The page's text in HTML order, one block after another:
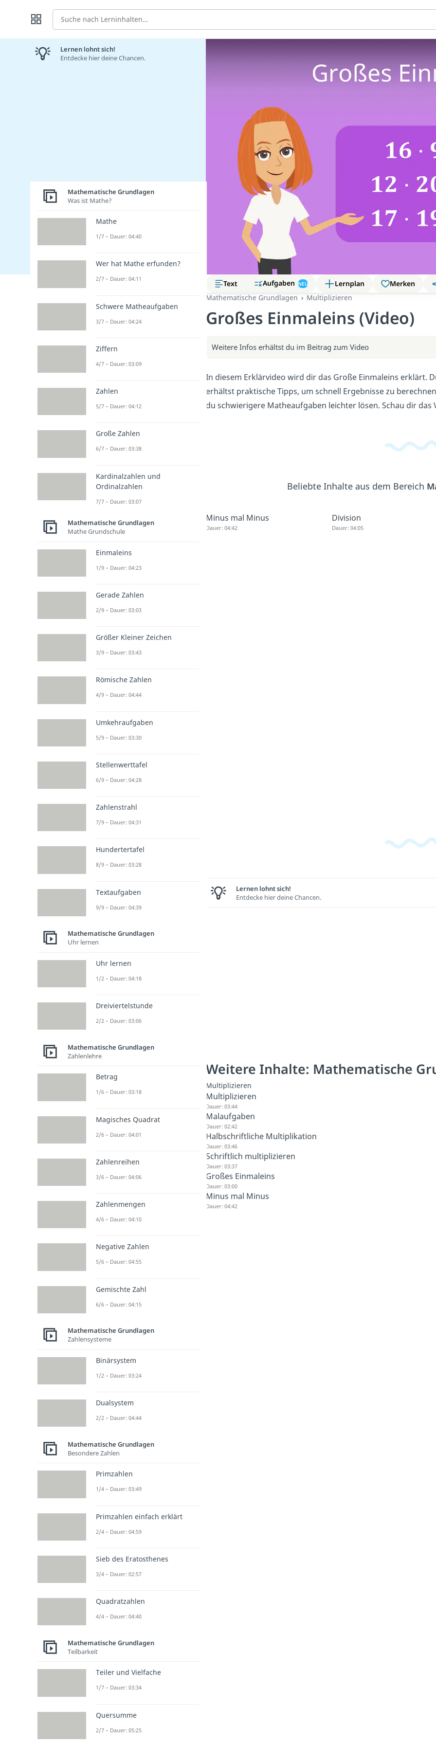
Suche
Text Aufgaben NEU Lernplan Merken
Mathematische Grundlagen
Multiplizieren
Großes Einmaleins (Video)
Weitere Infos erhältst du im Beitrag zum Video
In diesem Erklärvideo wird dir das Große Einmaleins erklärt.
erhältst praktische Tipps, um schnell Ergebnisse zu
du schwierigere Matheaufgaben leichter lösen. Schau dir das
Beliebte Inhalte aus dem Bereich
Minus mal Minus
Dauer: 04:42
Division
Dauer: 04:05
Lernen lohnt sich!
Entdecke hier deine Chancen.
Weitere Inhalte: Mathematische
Multiplizieren
Multiplizieren
Dauer: 03:44
Malaufgaben
Dauer: 02:42
Halbschriftliche Multiplikation
Dauer: 03:46
Schriftlich multiplizieren
Dauer: 03:37
Großes Einmaleins
Dauer: 03:00
Minus mal Minus
Dauer: 04:42
Lernen lohnt sich!
Entdecke hier deine Chancen.
Mathematische Grundlagen
Was ist Mathe?
Mathe
1/7 – Dauer: 04:40
Wer hat Mathe erfunden?
2/7 – Dauer: 04:11
Schwere Matheaufgaben
3/7 – Dauer: 04:24
Ziffern
4/7 – Dauer: 03:09
Zahlen
5/7 – Dauer: 04:12
Große Zahlen
6/7 – Dauer: 03:38
Kardinalzahlen und
Ordinalzahlen
7/7 – Dauer: 03:07
Mathematische Grundlagen
Mathe Grundschule
Einmaleins
1/9 – Dauer: 04:23
Gerade Zahlen
2/9 – Dauer: 03:03
Größer Kleiner Zeichen
3/9 – Dauer: 03:43
Römische Zahlen
4/9 – Dauer: 04:44
Umkehraufgaben
5/9 – Dauer: 03:30
Stellenwerttafel
6/9 – Dauer: 04:28
Zahlenstrahl
7/9 – Dauer: 04:31
Hundertertafel
8/9 – Dauer: 03:28
Textaufgaben
9/9 – Dauer: 04:39
Mathematische Grundlagen
Uhr lernen
Uhr lernen
1/2 – Dauer: 04:18
Dreiviertelstunde
2/2 – Dauer: 03:06
Mathematische Grundlagen
Zahlenlehre
Betrag
1/6 – Dauer: 03:18
Magisches Quadrat
2/6 – Dauer: 04:01
Zahlenreihen
3/6 – Dauer: 04:06
Zahlenmengen
4/6 – Dauer: 04:10
Negative Zahlen
5/6 – Dauer: 04:55
Gemischte Zahl
6/6 – Dauer: 04:15
Mathematische Grundlagen
Zahlensysteme
Binärsystem
1/2 – Dauer: 03:24
Dualsystem
2/2 – Dauer: 04:44
Mathematische Grundlagen
Besondere Zahlen
Primzahlen
1/4 – Dauer: 03:49
Primzahlen einfach erklärt
2/4 – Dauer: 04:59
Sieb des Eratosthenes
3/4 – Dauer: 02:57
Quadratzahlen
4/4 – Dauer: 04:40
Mathematische Grundlagen
Teilbarkeit
Teiler und Vielfache
1/7 – Dauer: 03:34
Quersumme
2/7 – Dauer: 05:25